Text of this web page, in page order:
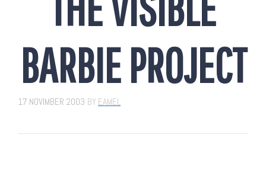
BARBIE PROJECT
17 NOVIMBER 2003 BY EAMEL